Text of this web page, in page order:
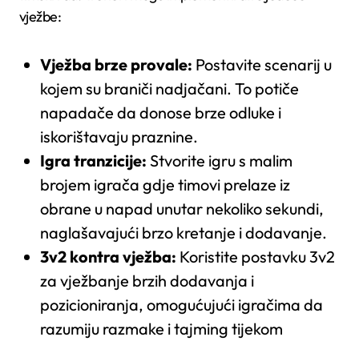
vježbe:
Vježba brze provale: Postavite scenarij u
kojem su braniči nadjačani. To potiče
napadače da donose brze odluke i
iskorištavaju praznine.
Igra tranzicije: Stvorite igru s malim
brojem igrača gdje timovi prelaze iz
obrane u napad unutar nekoliko sekundi,
naglašavajući brzo kretanje i dodavanje.
3v2 kontra vježba: Koristite postavku 3v2
za vježbanje brzih dodavanja i
pozicioniranja, omogućujući igračima da
razumiju razmake i tajming tijekom